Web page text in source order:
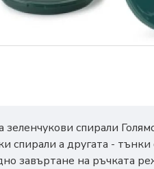
зеленчукови спирали
спирали а другата -
завъртане на ръчката